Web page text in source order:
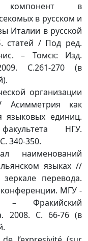
компонент в
в русском и
Италии в русской
статей / Под ред.
– Томск: Изд.
С.261-270 (в
организации
Асимметрия как
языковых единиц.
НГУ.
340-350.
наименований
языках //
перевода.
МГУ -
– Фракийский
2008. С. 66-76 (в